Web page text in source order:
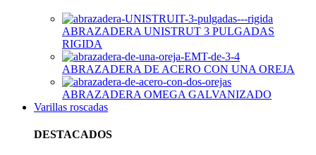
ABRAZADERA UNISTRUT 3 PULGADAS
RIGIDA
ABRAZADERA DE ACERO CON UNA OREJA
ABRAZADERA OMEGA GALVANIZADO
Varillas roscadas
DESTACADOS